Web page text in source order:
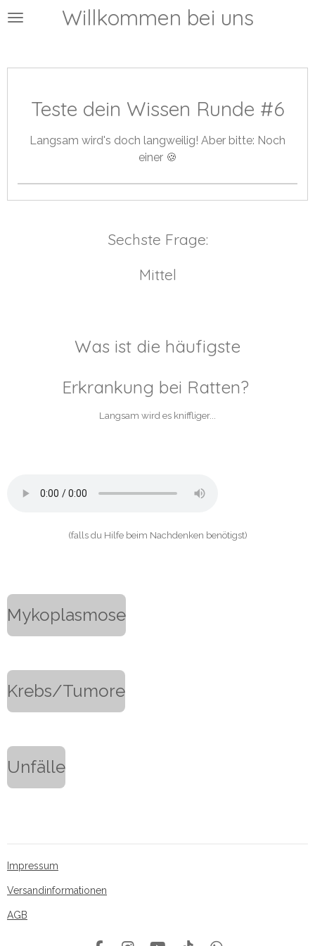
Zum
Willkommen bei uns
Teste dein Wissen Runde #6
Langsam wird's doch langweilig! Aber bitte: Noch
einer 🍪
Sechste Frage:
Mittel
Was ist die häufigste
Erkrankung bei Ratten?
Langsam wird es kniffliger...
(falls du Hilfe beim Nachdenken benötigst)
Mykoplasmose
Krebs/Tumore
Unfälle
Impressum
Versandinformationen
AGB